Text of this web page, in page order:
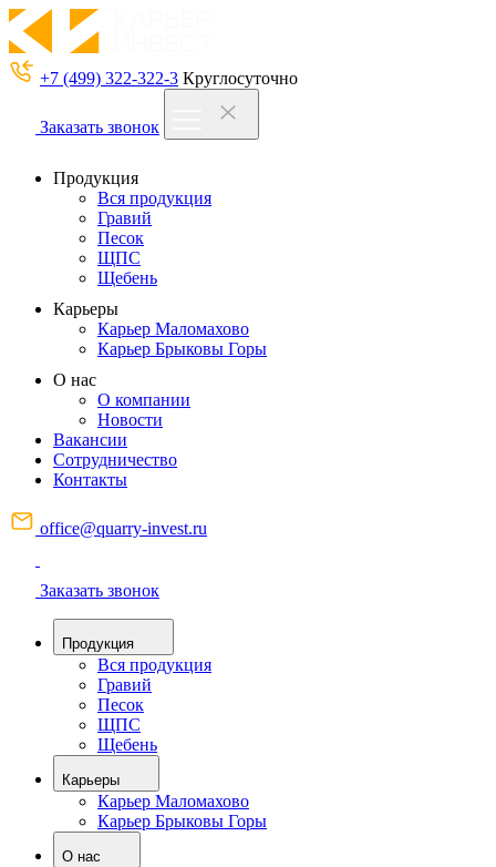
+7 (499) 322-322-3 Круглосуточно
Заказать звонок
Продукция
Вся продукция
Гравий
Песок
ЩПС
Щебень
Карьеры
Карьер Маломахово
Карьер Брыковы Горы
О нас
О компании
Новости
Вакансии
Сотрудничество
Контакты
office@quarry-invest.ru
Заказать звонок
Продукция
Вся продукция
Гравий
Песок
ЩПС
Щебень
Карьеры
Карьер Маломахово
Карьер Брыковы Горы
О нас